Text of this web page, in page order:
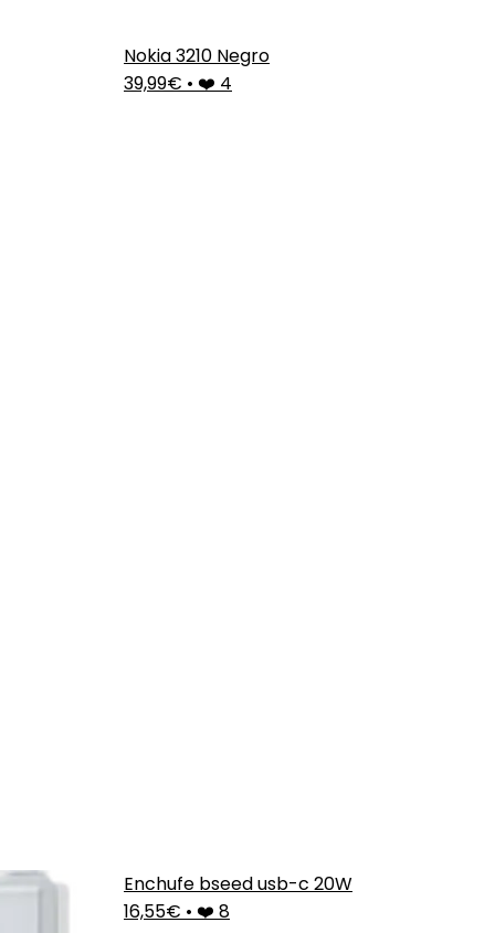
Nokia 3210 Negro
39,99€ • ❤️ 4
Enchufe bseed usb-c 20W
16,55€ • ❤️ 8